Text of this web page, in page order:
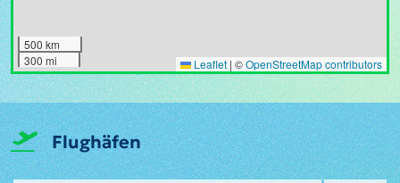
500 km
300 mi
Leaflet | ©OpenStreetMap contributors
Flughäfen